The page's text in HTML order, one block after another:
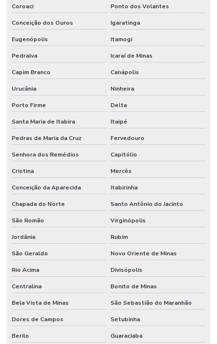
Coroaci Ponto dos Volantes
Conceição dos Ouros Igaratinga
Eugenópolis Itamogi
Pedralva Icaraí de Minas
Capim Branco Canápolis
Urucânia Ninheira
Porto Firme Delta
Santa Maria de Itabira Itaipé
Pedras de Maria da Cruz Fervedouro
Senhora dos Remédios Capitólio
Cristina Mercês
Conceição da Aparecida Itabirinha
Chapada do Norte Santo Antônio do Jacinto
São Romão Virginópolis
Jordânia Rubim
São Geraldo Novo Oriente de Minas
Rio Acima Divisópolis
Centralina Bonito de Minas
Bela Vista de Minas São Sebastião do Maranhão
Dores de Campos Setubinha
Berilo Guaraciaba